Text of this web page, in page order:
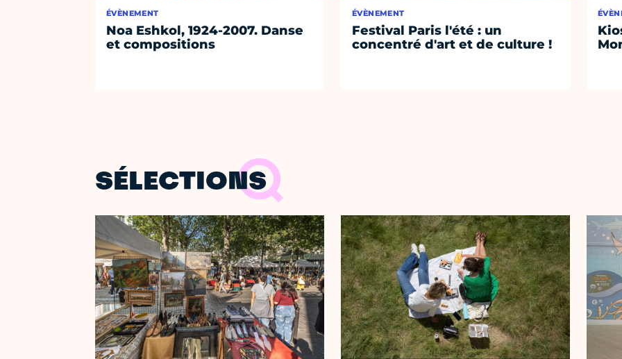
ÉVÈNEMENT
Noa Eshkol, 1924-2007. Danse
et compositions
ÉVÈNEMENT
Festival Paris l'été : un
concentré d'art et de culture !
SÉLECTIONS